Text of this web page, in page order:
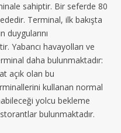
sahiptir. Bir seferde 80
Terminal, ilk bakışta
duygularını
Yabancı havayolları ve
daha bulunmaktadır:
açık olan bu
kullanan normal
yolcu bekleme
bulunmaktadır.